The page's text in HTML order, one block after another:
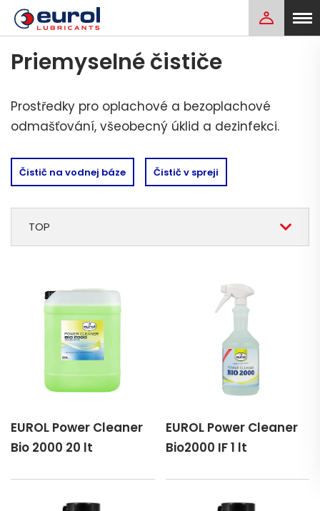
Priemyselné čističe
TOP
Prostředky pro oplachové a bezoplachové
odmašťování, všeobecný úklid a dezinfekci.
Čistič na vodnej báze Čistič v spreji
EUROL Power Cleaner
Bio 2000 20 lt
EUROL Power Cleaner
Bio2000 IF 1 lt